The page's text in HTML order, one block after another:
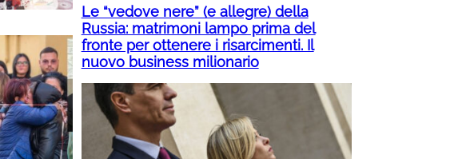
Le “vedove nere” (e allegre) della
Russia: matrimoni lampo prima del
fronte per ottenere i risarcimenti. Il
nuovo business milionario